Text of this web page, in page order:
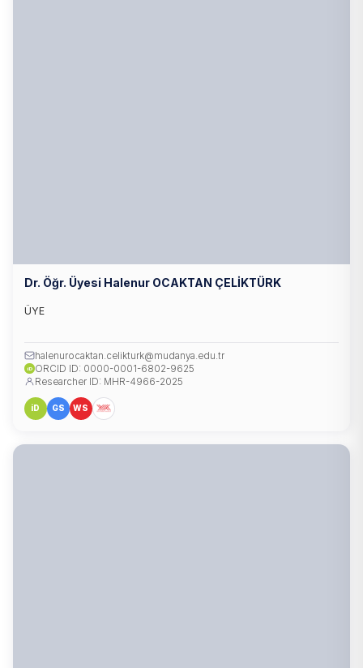
Dr. Öğr. Üyesi Halenur OCAKTAN ÇELİKTÜRK
ÜYE
halenurocaktan.celikturk@mudanya.edu.tr
iD ORCID ID: 0000-0001-6802-9625
Researcher ID: MHR-4966-2025
iD GS WS